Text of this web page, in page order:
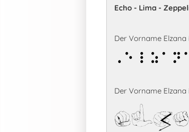
Echo - Lima -
Der Vorname Elzana
Elzana
Der Vorname